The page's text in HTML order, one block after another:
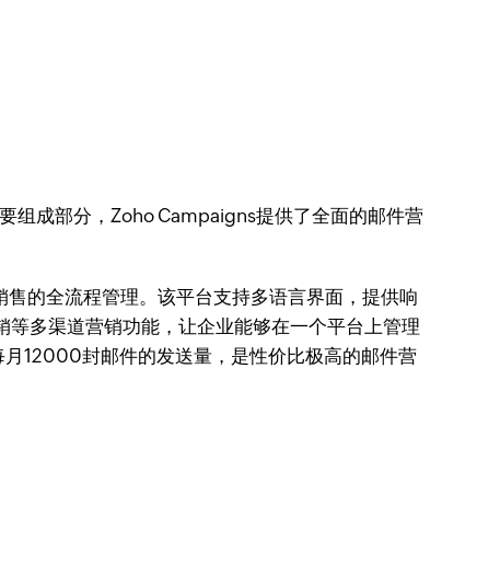
组成部分，Zoho Campaigns提供了全面的邮件营
的全流程管理。该平台支持多语言界面，提供响
多渠道营销功能，让企业能够在一个平台上管理
12000封邮件的发送量，是性价比极高的邮件营